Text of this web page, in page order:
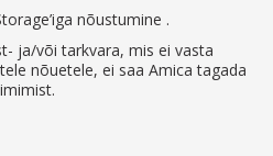
nõustumine .
ja/või tarkvara, mis ei vasta
nõuetele, ei saa Amica tagada